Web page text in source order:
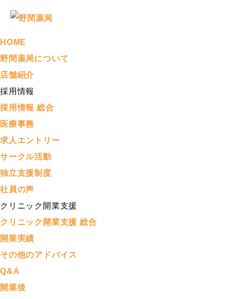
HOME
野間薬局について
店舗紹介
採用情報
採用情報 総合
医療事務
求人エントリー
サークル活動
独立支援制度
社員の声
クリニック開業支援
クリニック開業支援 総合
開業実績
その他のアドバイス
Q&A
開業後